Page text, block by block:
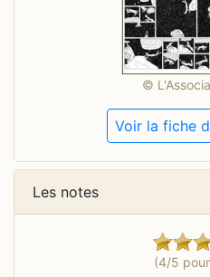
©
Voir la fiche
Les notes
(4/5 pour